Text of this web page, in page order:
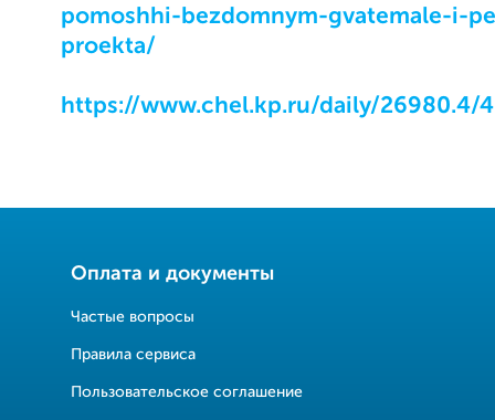
pomoshhi-bezdomnym-gvatemale-i-
proekta/
https://www.chel.kp.ru/daily/26980.4/
Оплата и документы
Частые вопросы
Правила сервиса
Пользовательское соглашение